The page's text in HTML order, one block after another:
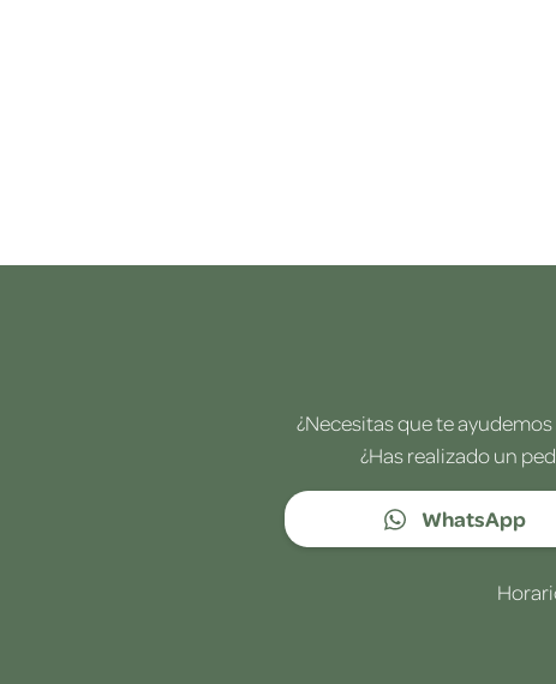
¿Necesitas que te
¿Has realizado un
WhatsApp